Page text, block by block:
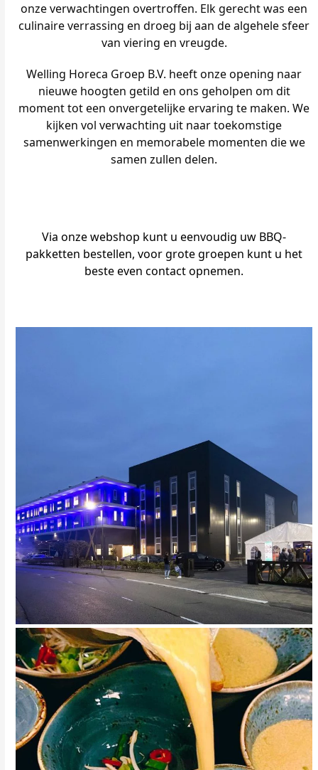
onze verwachtingen overtroffen. Elk gerecht was een
culinaire verrassing en droeg bij aan de algehele sfeer
van viering en vreugde.
Welling Horeca Groep B.V. heeft onze opening naar
nieuwe hoogten getild en ons geholpen om dit
moment tot een onvergetelijke ervaring te maken. We
kijken vol verwachting uit naar toekomstige
samenwerkingen en memorabele momenten die we
samen zullen delen.
Via onze webshop kunt u eenvoudig uw BBQ-
pakketten bestellen, voor grote groepen kunt u het
beste even contact opnemen.